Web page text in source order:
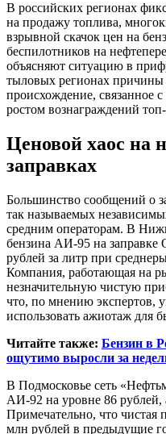
В российских регионах
на продажу топлива,
взрывной скачок цен на
беспилотников на
объясняют ситуацию в
тыловых регионах
происхождение, связанное
ростом вознаграждений
Ценовой хаос на
заправках
Большинство сообщений о
так называемых
средним операторам. В
бензина АИ-95 на
рублей за литр при
Компания, работающая на
незначительную чистую
что, по мнению экспертов,
использовать ажиотаж для
Читайте также: Бензин в
ощутимо выросли за
В Подмосковье сеть
АИ-92 на уровне 86
Примечательно, что
млн рублей в предыдущие